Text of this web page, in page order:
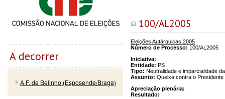
100/AL2005
Eleições Autárquicas 2005
Número de Processo: 100/AL2005
Iniciativa:
Entidade: PS
Tipo: Neutralidade e imparcialidade
Assunto: Queixa contra o
Apreciação plenária:
Resultado:
A decorrer
A.F. de Belinho (Esposende/Braga)